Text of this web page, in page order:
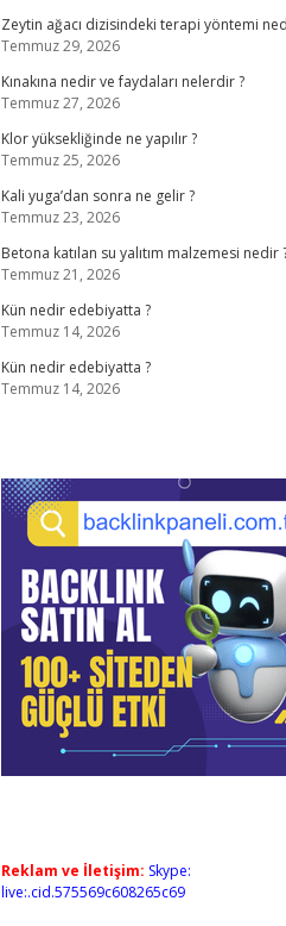
Zeytin ağacı dizisindeki terapi yöntemi
Temmuz 29, 2026
Kınakına nedir ve faydaları nelerdir ?
Temmuz 27, 2026
Klor yüksekliğinde ne yapılır ?
Temmuz 25, 2026
Kali yuga’dan sonra ne gelir ?
Temmuz 23, 2026
Betona katılan su yalıtım malzemesi nedir
Temmuz 21, 2026
Kün nedir edebiyatta ?
Temmuz 14, 2026
Kün nedir edebiyatta ?
Temmuz 14, 2026
Reklam ve İletişim: Skype:
live:.cid.575569c608265c69